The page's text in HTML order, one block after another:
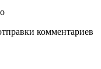
комментариев